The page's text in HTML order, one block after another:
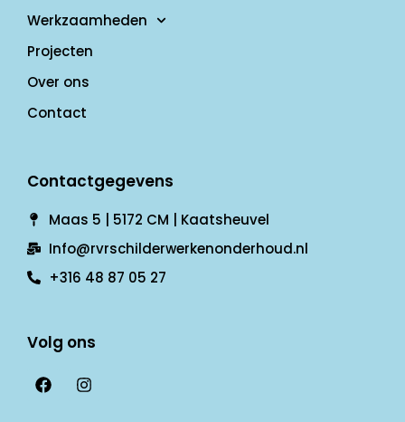
Werkzaamheden
Projecten
Over ons
Contact
Contactgegevens
Maas 5 | 5172 CM | Kaatsheuvel
Info@rvrschilderwerkenonderhoud.nl
+316 48 87 05 27
Volg ons